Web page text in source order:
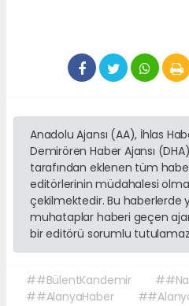
Anadolu Ajansı (AA), İhlas
Demirören Haber Ajansı
tarafından eklenen tüm
editörlerinin müdahalesi
çekilmektedir. Bu haberlerde
muhataplar haberi geçen
bir editörü sorumlu
##BülentKandemir
##AlanyaHaber